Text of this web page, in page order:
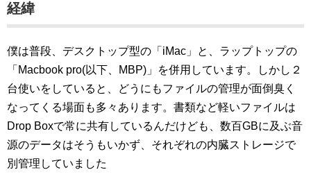
経緯
僕は普段、デスクトップ型の「iMac」と、ラップトップの
「Macbook pro(以下、MBP)」を併用しています。しかし２
台使いをしていると、どうにもファイルの管理が面倒臭く
なってくる場面も多々あります。書類など軽いファイルは
Drop Boxで常に共有しているんだけども、数百GBに及ぶ音
源のデータはそうもいかず、それぞれの内臓ストレージで
別管理していました